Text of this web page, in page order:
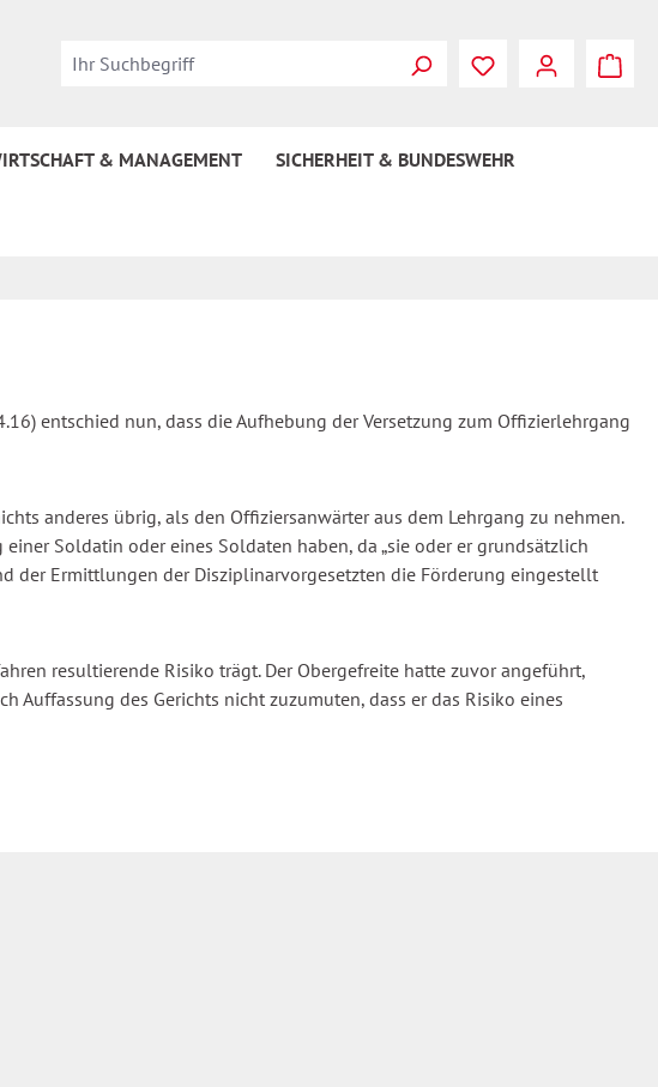
& MANAGEMENT SICHERHEIT & BUNDESWEHR
entschied nun, dass die Aufhebung der Versetzung zum Offizierlehrgang
anderes übrig, als den Offiziersanwärter aus dem Lehrgang zu nehmen.
Soldatin oder eines Soldaten haben, da „sie oder er grundsätzlich
der Ermittlungen der Disziplinarvorgesetzten die Förderung eingestellt
resultierende Risiko trägt. Der Obergefreite hatte zuvor angeführt,
des Gerichts nicht zuzumuten, dass er das Risiko eines